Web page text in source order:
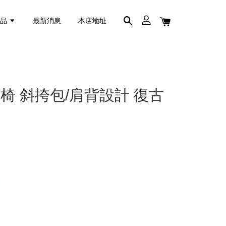
最新消息 本店地址
斜挎包/肩背設計 復古